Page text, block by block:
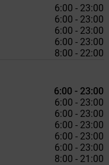
6:00 - 23:00
6:00 - 23:00
6:00 - 23:00
6:00 - 23:00
8:00 - 22:00
6:00 - 23:00
6:00 - 23:00
6:00 - 23:00
6:00 - 23:00
6:00 - 23:00
6:00 - 23:00
8:00 - 21:00